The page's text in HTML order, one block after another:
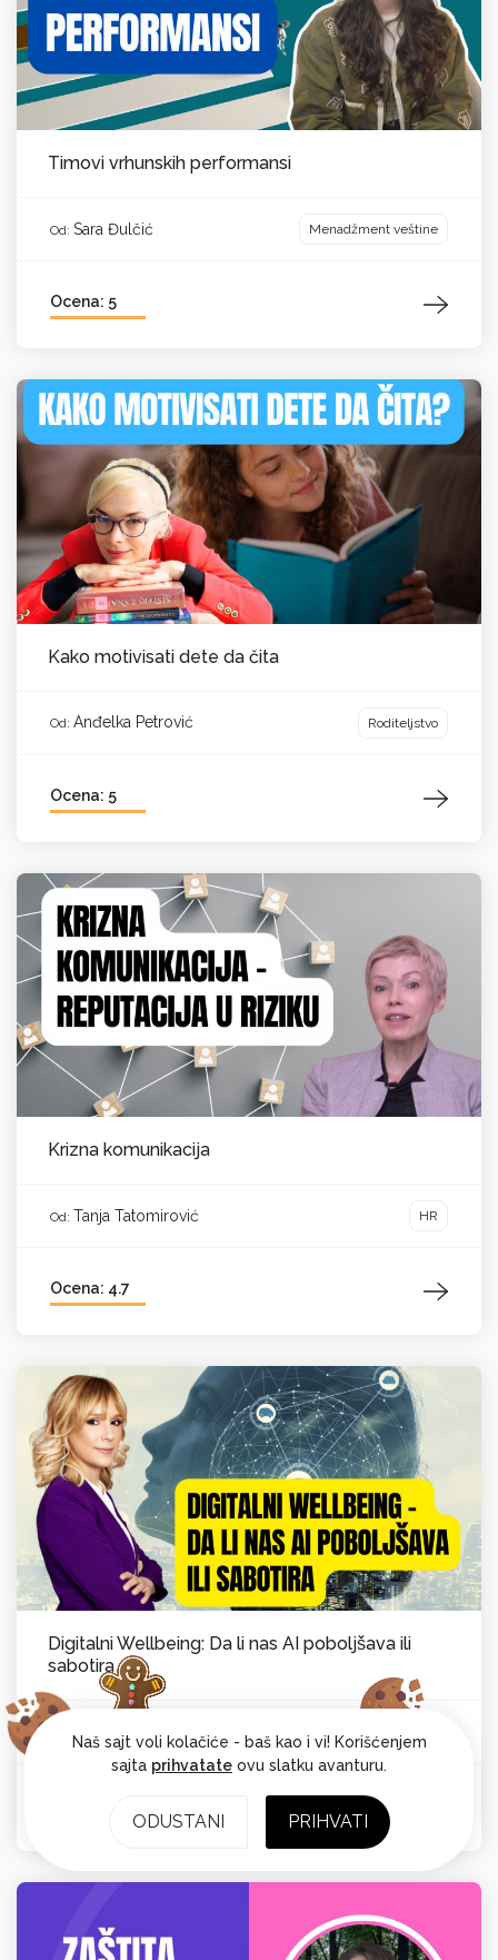
Timovi vrhunskih performansi
Od: Sara Đulčić Menadžment veštine
Ocena: 5
Kako motivisati dete da čita
Od: Anđelka Petrović Roditeljstvo
Ocena: 5
Krizna komunikacija
Od: Tanja Tatomirović HR
Ocena: 4.7
Digitalni Wellbeing: Da li nas AI poboljšava ili
sabotira
Od:
Naš sajt voli kolačiće - baš kao i vi! Korišćenjem
sajta prihvatate ovu slatku avanturu.
ODUSTANI PRIHVATI